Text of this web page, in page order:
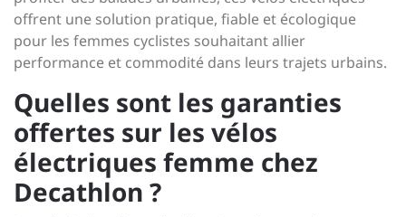
offrent une solution pratique, fiable et écologique
pour les femmes cyclistes souhaitant allier
performance et commodité dans leurs trajets urbains.
Quelles sont les garanties
offertes sur les vélos
électriques femme chez
Decathlon ?